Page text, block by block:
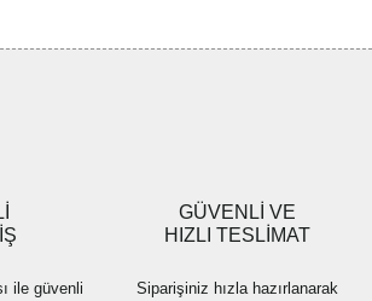
ile güvenli
GÜVENLİ VE
HIZLI TESLİMAT
Siparişiniz hızla hazırlanarak